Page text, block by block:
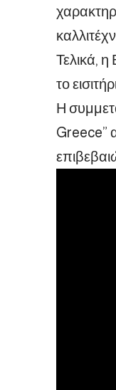
Τελικά,
το
Η
Greece”